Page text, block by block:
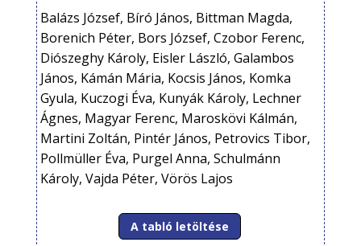
Balázs József, Bíró János, Bittman Magda,
Borenich Péter, Bors József, Czobor Ferenc,
Diószeghy Károly, Eisler László, Galambos
János, Kámán Mária, Kocsis János, Komka
Gyula, Kuczogi Éva, Kunyák Károly, Lechner
Ágnes, Magyar Ferenc, Maroskövi Kálmán,
Martini Zoltán, Pintér János, Petrovics Tibor,
Pollmüller Éva, Purgel Anna, Schulmánn
Károly, Vajda Péter, Vörös Lajos
A tabló letöltése